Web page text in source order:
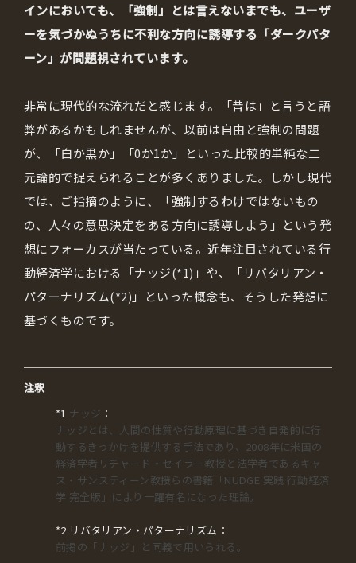
インにおいても、「強制」とは言えないまでも、ユーザ
ーを気づかぬうちに不利な方向に誘導する「ダークパタ
ーン」が問題視されています。
非常に現代的な流れだと感じます。「昔は」と言うと語
弊があるかもしれませんが、以前は自由と強制の問題
が、「白か黒か」「0か1か」といった比較的単純な二
元論的で捉えられることが多くありました。しかし現代
では、ご指摘のように、「強制するわけではないもの
の、人々の意思決定をある方向に誘導しよう」という発
想にフォーカスが当たっている。近年注目されている行
動経済学における「ナッジ(*1)」や、「リバタリアン・
パターナリズム(*2)」といった概念も、そうした発想に
基づくものです。
注釈
*1 ナッジ ：
ナッジとは、人間の性質や行動原理に基づき自発的に行
動するきっかけを提供する手法であり、2008年に米国の
経済学者リチャード・セイラー教授と法学者であるキャ
ス・サンスティーン教授らの書籍「NUDGE 実践 行動経済
学 完全版」により一躍有名になった理論。
*2 リバタリアン・パターナリズム：
前掲の「ナッジ」と同義で用いられる。